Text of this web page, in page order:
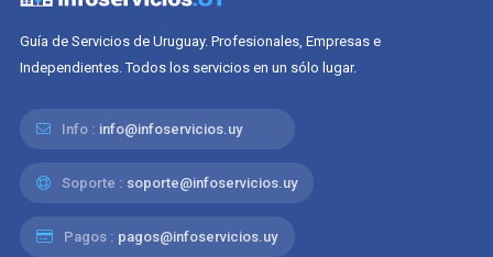
Guía de Servicios de Uruguay. Profesionales, Empresas e
Independientes. Todos los servicios en un sólo lugar.
Info : info@infoservicios.uy
Soporte : soporte@infoservicios.uy
Pagos : pagos@infoservicios.uy